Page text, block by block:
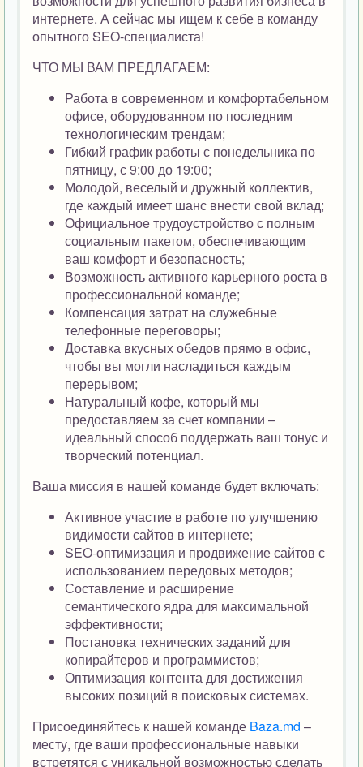
интернете. А сейчас мы ищем к себе в команду
опытного SEO-специалиста!
ЧТО МЫ ВАМ ПРЕДЛАГАЕМ:
Работа в современном и комфортабельном
офисе, оборудованном по последним
технологическим трендам;
Гибкий график работы с понедельника по
пятницу, с 9:00 до 19:00;
Молодой, веселый и дружный коллектив,
где каждый имеет шанс внести свой вклад;
Официальное трудоустройство с полным
социальным пакетом, обеспечивающим
ваш комфорт и безопасность;
Возможность активного карьерного роста в
профессиональной команде;
Компенсация затрат на служебные
телефонные переговоры;
Доставка вкусных обедов прямо в офис,
чтобы вы могли насладиться каждым
перерывом;
Натуральный кофе, который мы
предоставляем за счет компании –
идеальный способ поддержать ваш тонус и
творческий потенциал.
Ваша миссия в нашей команде будет включать:
Активное участие в работе по улучшению
видимости сайтов в интернете;
SEO-оптимизация и продвижение сайтов с
использованием передовых методов;
Составление и расширение
семантического ядра для максимальной
эффективности;
Постановка технических заданий для
копирайтеров и программистов;
Оптимизация контента для достижения
высоких позиций в поисковых системах.
Присоединяйтесь к нашей команде Baza.md –
месту, где ваши профессиональные навыки
встретятся с уникальной возможностью сделать